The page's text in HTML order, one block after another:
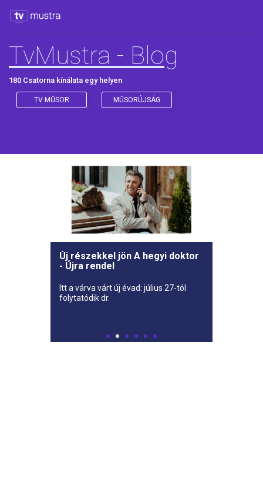
TvMustra - Blog
180 Csatorna kínálata egy helyen
TV MŰSOR MŰSORÚJSÁG
Új részekkel jön A hegyi doktor
- Újra rendel
Itt a várva várt új évad: július 27-tól
folytatódik dr.